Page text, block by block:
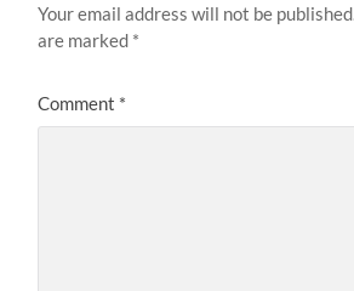
Your email address will not be published.
are marked *
Comment *